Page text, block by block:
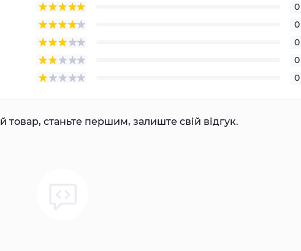
0
0
0
0
0
товар, станьте першим, залиште свій відгук.